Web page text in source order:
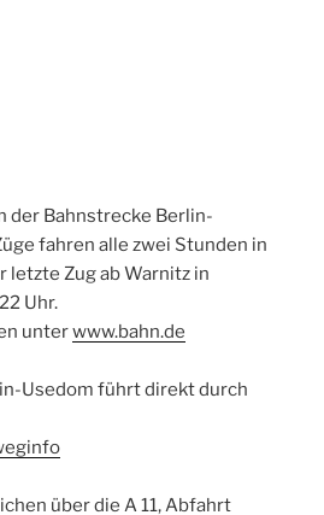
der Bahnstrecke Berlin-
fahren alle zwei Stunden in
letzte Zug ab Warnitz in
Uhr.
unterwww.bahn.de
Usedom führt direkt durch
über die A 11, Abfahrt